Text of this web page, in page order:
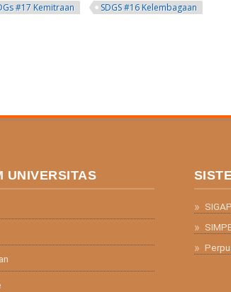
#17 Kemitraan SDGS #16 Kelembagaan
UNIVERSITAS
SIGAP